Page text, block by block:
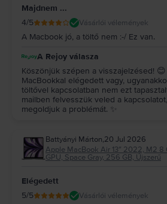
Majdnem ...
4/5 Vásárlói vélemények
A Macbook jó, a töltő nem :-/ Ez van.
A Rejoy válasza
Köszönjük szépen a visszajelzésed!
MacBookkal elégedett vagy,
töltővel kapcsolatban nem ezt
mailben felvesszük veled a
megoldjuk a problémát. ✨
Battyányi Márton,20 Jul 2026
Apple MacBook Air 13″ 2022, M2 8
GPU, Space Gray, 256 GB, Újszerű
Elégedett
5/5 Vásárlói vélemények